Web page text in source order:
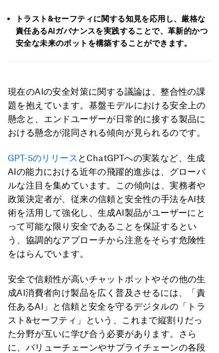
トラスト&セーフティに関する知見を応用し、厳格な
責任あるAIガバナンスを実践することで、革新的かつ
安全な未来のボットを構築することができます。
現在のAIの安全対策に関する議論は、整合性の課
題を抱えています。基盤モデルにおける安全上の
懸念と、エンドユーザーが日常的に接する製品に
おける懸念が混同される傾向が見られるのです。
GPT-5のリリース とChatGPTへの実装など、生成
AIの能力における近年の飛躍的進歩は、グローバ
ルな注目を集めています。この傾向は、実務者や
政策決定者が、従来の信頼と安全性の手法をAI技
術を活用して強化し、生成AI製品がユーザーにと
って可能な限り安全であることを保証するとい
う、協調的なアプローチから注意をそらす危険性
をはらんでいます。
安全で信頼性が高いチャットボットやその他の生
成AI消費者向け製品を広く普及させるには、「責
任あるAI」と信頼と安全を守るデジタルの「トラ
スト&セーフティ」という、これまで縦割りだっ
た分野が互いに学び合う必要があります。さら
に、バリューチェーンやサプライチェーンの各段